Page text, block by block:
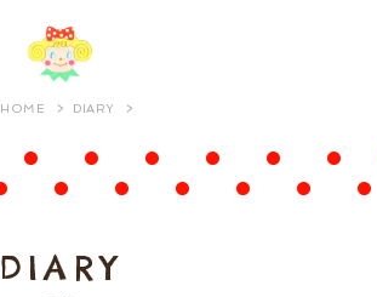
HOME DIARY
DIARY